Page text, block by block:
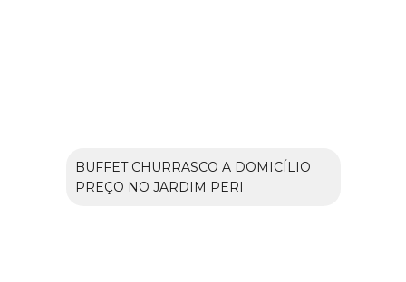
BUFFET CHURRASCO A DOMICÍLIO
PREÇO NO JARDIM PERI